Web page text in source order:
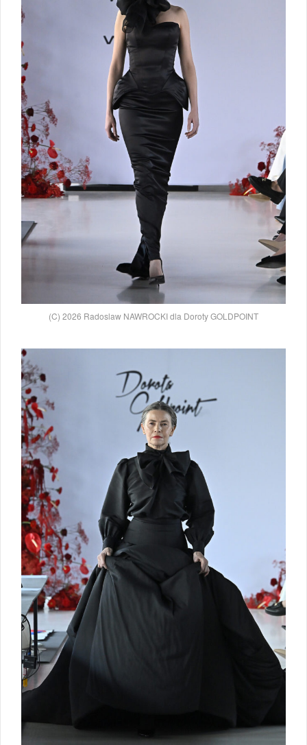
(C) 2026 Radoslaw NAWROCKI dla Doroty GOLDPOINT